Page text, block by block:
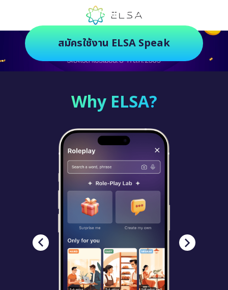
ตัวช่วยฝึกภาษายุคใหม่ ฝึกสนุกยิ่งกว่า
สมัครใช้งาน ELSA Speak
Why ELSA?